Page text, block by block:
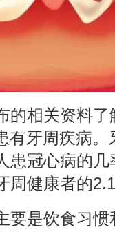
的相关资料
有牙周疾病
患冠心病的
周健康者的
是饮食习惯